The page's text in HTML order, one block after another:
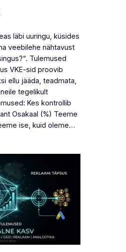
läbi uuringu, küsides
veebilehe nähtavust
Tulemused
VKE-sid proovib
ellu jääda, teadmata,
tegelikult
Kes kontrollib
Osakaal (%) Teeme
ise, kuid oleme…